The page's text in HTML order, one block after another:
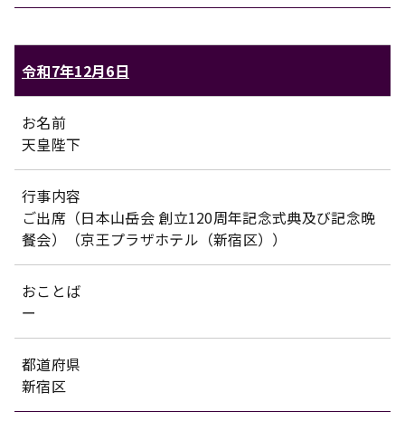
令和7年12月6日
お名前
天皇陛下
行事内容
ご出席（日本山岳会 創立120周年記念式典及び記念晩
餐会）（京王プラザホテル（新宿区））
おことば
ー
都道府県
新宿区